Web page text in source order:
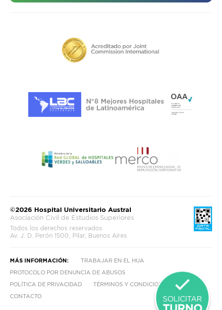
©2026 Hospital Universitario Austral
Asociación Civil de Estudios Superiores
Todos los derechos reservados
Av. J. D. Perón 1500, Pilar, Buenos Aires
MÁS INFORMACIÓN: TRABAJAR EN EL HUA
PROTOCOLO POR DENUNCIA DE ABUSOS
POLÍTICA DE PRIVACIDAD TÉRMINOS Y CONDICIONES
CONTACTO